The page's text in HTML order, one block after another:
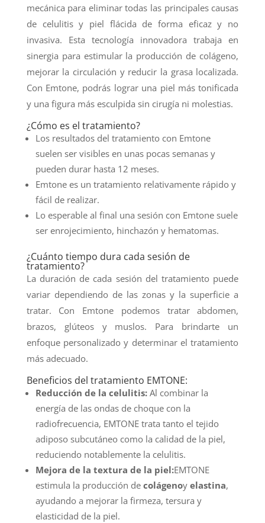
mecánica para eliminar todas las principales causas
de celulitis y piel flácida de forma eficaz y no
invasiva. Esta tecnología innovadora trabaja en
sinergia para estimular la producción de colágeno,
mejorar la circulación y reducir la grasa localizada.
Con Emtone, podrás lograr una piel más tonificada
y una figura más esculpida sin cirugía ni molestias.
¿Cómo es el tratamiento?
Los resultados del tratamiento con Emtone
suelen ser visibles en unas pocas semanas y
pueden durar hasta 12 meses.
Emtone es un tratamiento relativamente rápido y
fácil de realizar.
Lo esperable al final una sesión con Emtone suele
ser enrojecimiento, hinchazón y hematomas.
¿Cuánto tiempo dura cada sesión de
tratamiento?
La duración de cada sesión del tratamiento puede
variar dependiendo de las zonas y la superficie a
tratar. Con Emtone podemos tratar abdomen,
brazos, glúteos y muslos. Para brindarte un
enfoque personalizado y determinar el tratamiento
más adecuado.
Beneficios del tratamiento EMTONE:
Reducción de la celulitis: Al combinar la
energía de las ondas de choque con la
radiofrecuencia, EMTONE trata tanto el tejido
adiposo subcutáneo como la calidad de la piel,
reduciendo notablemente la celulitis.
Mejora de la textura de la piel:EMTONE
estimula la producción de colágenoy elastina,
ayudando a mejorar la firmeza, tersura y
elasticidad de la piel.